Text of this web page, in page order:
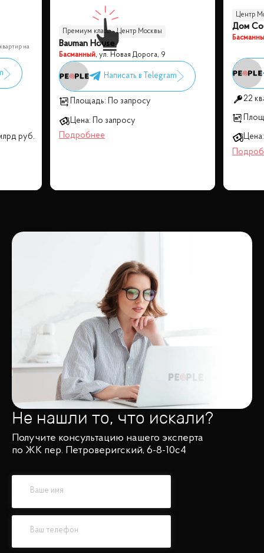
на
руб.
Премиум класс
Центр Москвы
Бизнес класс
Bauman House
Басманный, ул. Новая Дорога, 9
Площадь: По запросу
Цена: По запросу
Центр
Дом
22
Цена:
Не нашли то, что искали?
Получите консультацию нашего эксперта
по ЖК пер. Петроверигский, 6-8-10с4